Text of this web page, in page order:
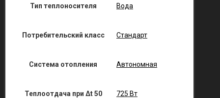
Тип теплоносителя Вода
Потребительский класс Стандарт
Система отопления Автономная
Теплоотдача при Δt 50 725 Вт